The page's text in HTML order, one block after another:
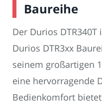
Baureihe
Der Durios
Durios DTR3xx
seinem großartigen
eine hervorragende
Bedienkomfort